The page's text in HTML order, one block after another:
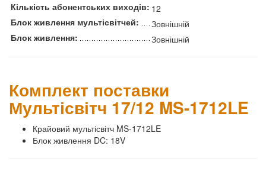
Кількість абонентських виходів: 12
Блок живлення мультісвітчей:
Зовнішній
Блок живлення:
Зовнішній
Комплект поставки
Мультісвітч 17/12 MS-1712LE
Крайовий мультісвітч MS-1712LE
Блок живлення DC: 18V